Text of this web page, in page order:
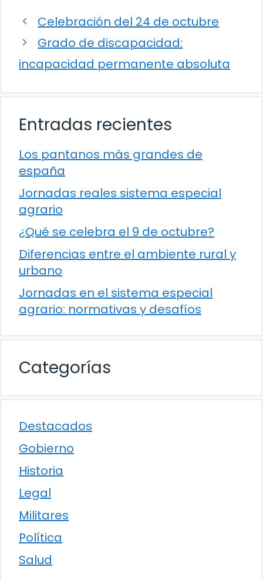
Celebración del 24 de octubre
Grado de discapacidad:
incapacidad permanente absoluta
Entradas recientes
Los pantanos más grandes de
españa
Jornadas reales sistema especial
agrario
¿Qué se celebra el 9 de octubre?
Diferencias entre el ambiente rural y
urbano
Jornadas en el sistema especial
agrario: normativas y desafíos
Categorías
Destacados
Gobierno
Historia
Legal
Militares
Política
Salud